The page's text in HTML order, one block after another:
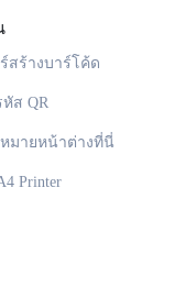
สร้างบาร์โค้ด
ส QR
หมายหน้าต่างที่นี่
Printer